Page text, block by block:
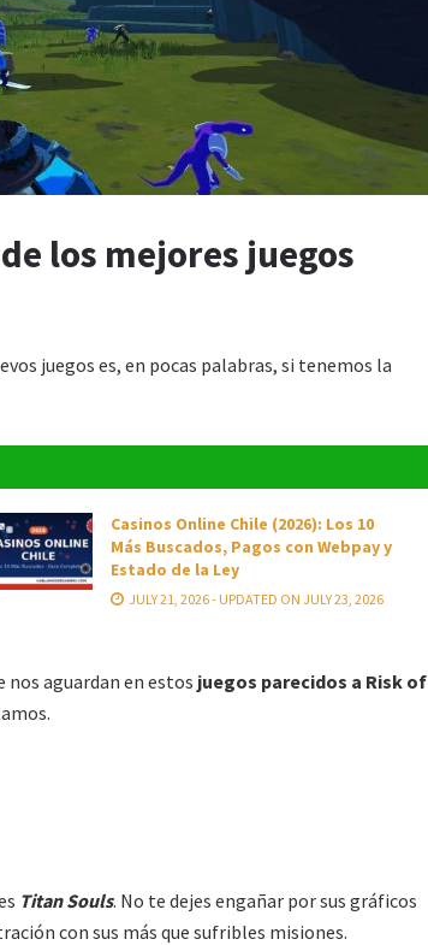
los mejores juegos
juegos es, en pocas palabras, si tenemos la
Casinos Online Chile (2026): Los 10
Más Buscados, Pagos con Webpay y
Estado de la Ley
JULY 21, 2026 - UPDATED ON JULY 23, 2026
aguardan en estos juegos parecidos a Risk of
Titan Souls. No te dejes engañar por sus gráficos
con sus más que sufribles misiones.